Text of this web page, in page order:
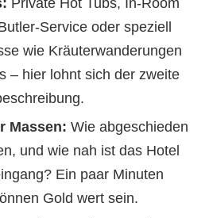
Private Hot Tubs, In-Room
Service oder speziell
wie Kräuterwanderungen
– hier lohnt sich der zweite
Massen: Wie abgeschieden
und wie nah ist das Hotel
Ein paar Minuten
Gold wert sein.